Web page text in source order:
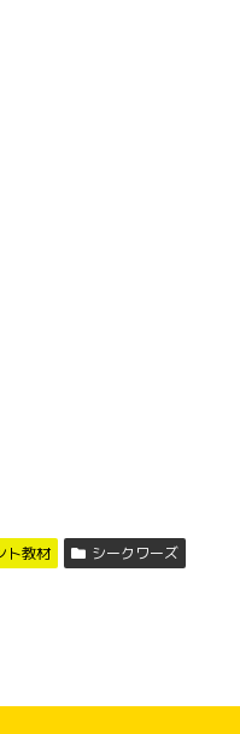
ト教材 シークワーズ